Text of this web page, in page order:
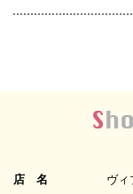
店 名
ヴィ